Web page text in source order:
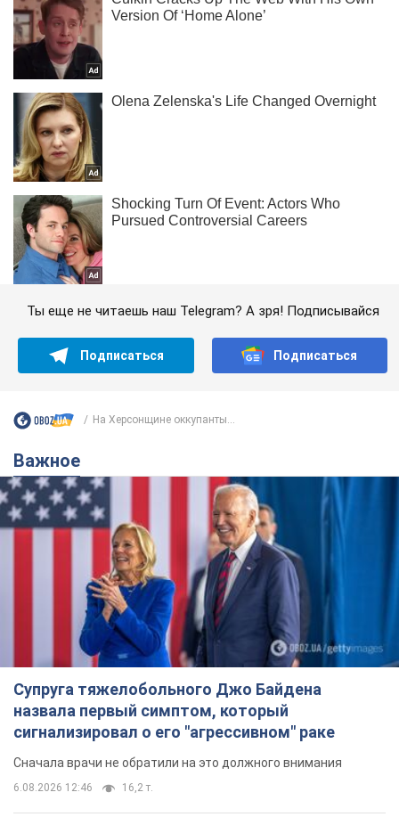
Ты еще не читаешь наш Telegram? А зря! Подписывайся
Подписаться Подписаться
На Херсонщине оккупанты...
Важное
Супруга тяжелобольного Джо Байдена
назвала первый симптом, который
сигнализировал о его "агрессивном" раке
Сначала врачи не обратили на это должного внимания
6.08.2026 12:46 16,2 т.